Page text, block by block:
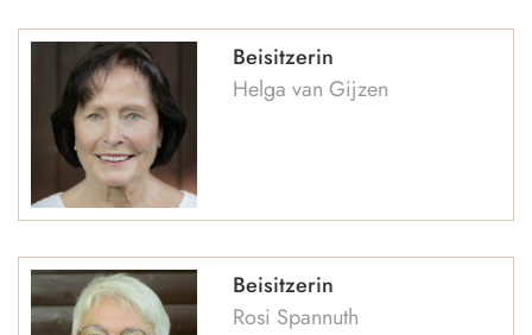
Beisitzerin
Helga van Gijzen
Beisitzerin
Rosi Spannuth